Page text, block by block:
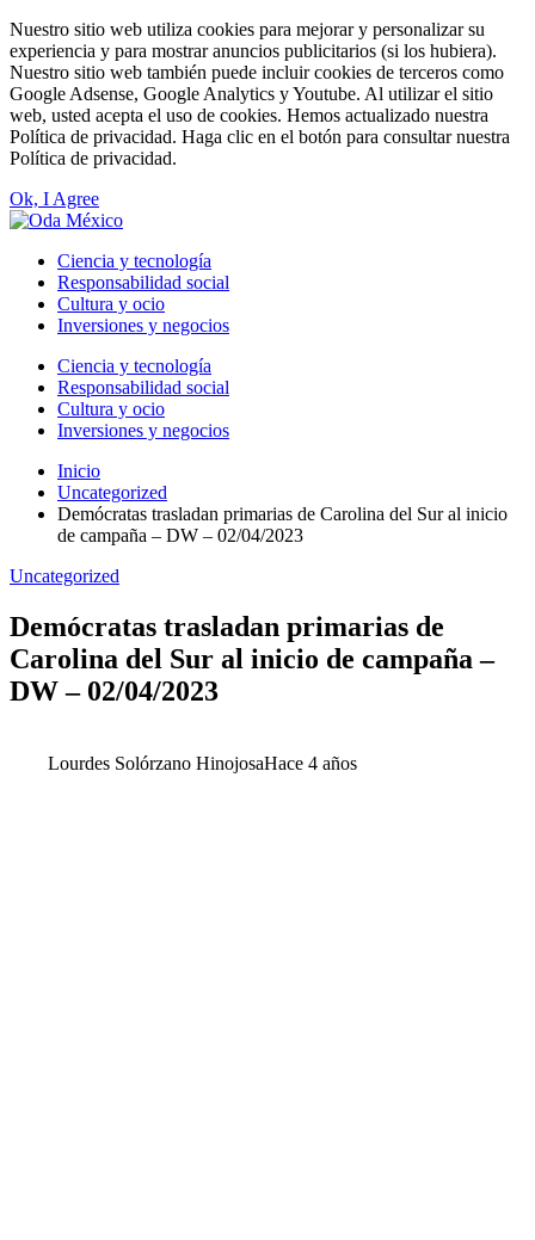
Nuestro sitio web utiliza cookies para mejorar y personalizar su
experiencia y para mostrar anuncios publicitarios (si los hubiera).
Nuestro sitio web también puede incluir cookies de terceros como
Google Adsense, Google Analytics y Youtube. Al utilizar el sitio
web, usted acepta el uso de cookies. Hemos actualizado nuestra
Política de privacidad. Haga clic en el botón para consultar nuestra
Política de privacidad.
Ok, I Agree
Ciencia y tecnología
Responsabilidad social
Cultura y ocio
Inversiones y negocios
Ciencia y tecnología
Responsabilidad social
Cultura y ocio
Inversiones y negocios
Inicio
Uncategorized
Demócratas trasladan primarias de Carolina del Sur al inicio
de campaña – DW – 02/04/2023
Uncategorized
Demócratas trasladan primarias de
Carolina del Sur al inicio de campaña –
DW – 02/04/2023
Lourdes Solórzano HinojosaHace 4 años